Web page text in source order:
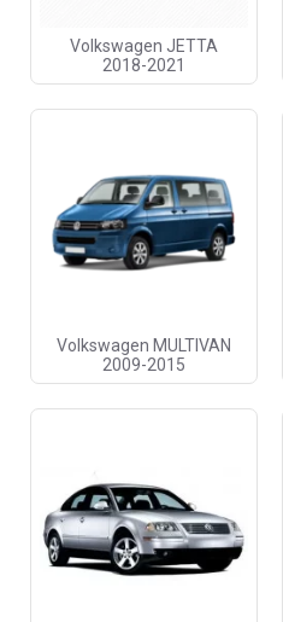
Volkswagen JETTA
2018-2021
Volkswagen MULTIVAN
2009-2015